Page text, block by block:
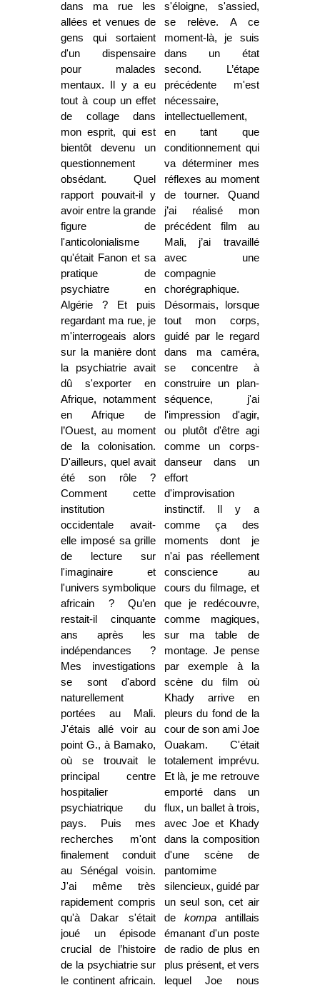
dans ma rue les
allées et venues de
gens qui sortaient
d'un dispensaire
pour malades
mentaux. Il y a eu
tout à coup un effet
de collage dans
mon esprit, qui est
bientôt devenu un
questionnement
obsédant. Quel
rapport pouvait-il y
avoir entre la grande
figure de
l'anticolonialisme
qu'était Fanon et sa
pratique de
psychiatre en
Algérie ? Et puis
regardant ma rue, je
m'interrogeais alors
sur la manière dont
la psychiatrie avait
dû s'exporter en
Afrique, notamment
en Afrique de
l’Ouest, au moment
de la colonisation.
D'ailleurs, quel avait
été son rôle ?
Comment cette
institution
occidentale avait-
elle imposé sa grille
de lecture sur
l'imaginaire et
l'univers symbolique
africain ? Qu’en
restait-il cinquante
ans après les
indépendances ?
Mes investigations
se sont d'abord
naturellement
portées au Mali.
J'étais allé voir au
point G., à Bamako,
où se trouvait le
principal centre
hospitalier
psychiatrique du
pays. Puis mes
recherches m'ont
finalement conduit
au Sénégal voisin.
J'ai même très
rapidement compris
qu'à Dakar s'était
joué un épisode
crucial de l’histoire
de la psychiatrie sur
le continent africain.
s'éloigne, s'assied,
se relève. A ce
moment-là, je suis
dans un état
second. L’étape
précédente m'est
nécessaire,
intellectuellement,
en tant que
conditionnement qui
va déterminer mes
réflexes au moment
de tourner. Quand
j’ai réalisé mon
précédent film au
Mali, j’ai travaillé
avec une
compagnie
chorégraphique.
Désormais, lorsque
tout mon corps,
guidé par le regard
dans ma caméra,
se concentre à
construire un plan-
séquence, j'ai
l'impression d'agir,
ou plutôt d'être agi
comme un corps-
danseur dans un
effort
d'improvisation
instinctif. Il y a
comme ça des
moments dont je
n'ai pas réellement
conscience au
cours du filmage, et
que je redécouvre,
comme magiques,
sur ma table de
montage. Je pense
par exemple à la
scène du film où
Khady arrive en
pleurs du fond de la
cour de son ami Joe
Ouakam. C'était
totalement imprévu.
Et là, je me retrouve
emporté dans un
flux, un ballet à trois,
avec Joe et Khady
dans la composition
d'une scène de
pantomime
silencieux, guidé par
un seul son, cet air
de kompaantillais
émanant d'un poste
de radio de plus en
plus présent, et vers
lequel Joe nous